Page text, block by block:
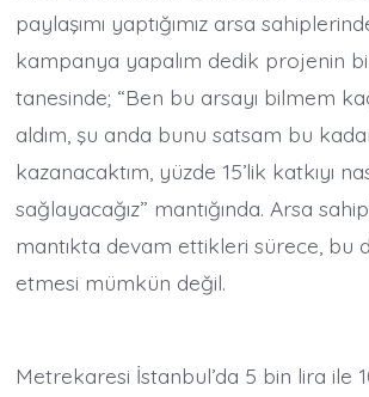
paylaşımı yaptığımız arsa
kampanya yapalım dedik projenin
tanesinde; “Ben bu arsayı bilmem
aldım, şu anda bunu satsam bu
kazanacaktım, yüzde 15’lik katkıyı
sağlayacağız” mantığında. Arsa
mantıkta devam ettikleri sürece, bu
etmesi mümkün değil.
Metrekaresi İstanbul’da 5 bin lira ile